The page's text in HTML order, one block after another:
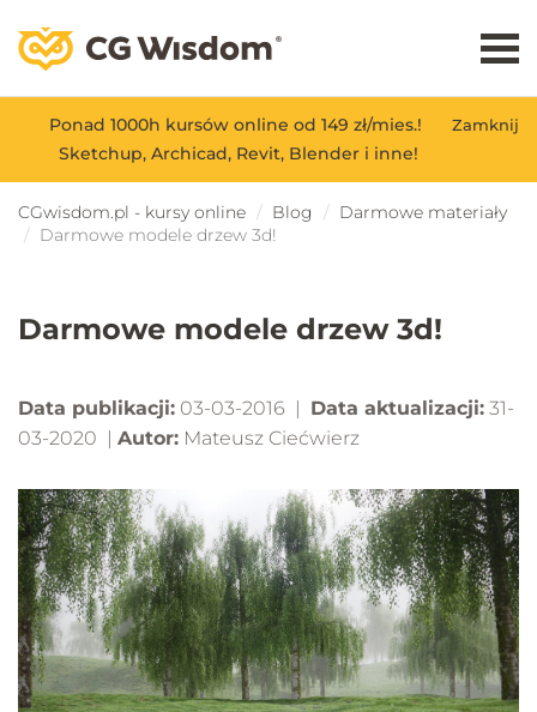
Zamknij
Ponad 1000h kursów online od 149 zł/mies.!
Sketchup, Archicad, Revit, Blender i inne!
CGwisdom.pl - kursy online Blog
Darmowe materiały
Darmowe modele drzew 3d!
Darmowe modele drzew 3d!
Data publikacji: 03-03-2016 | Data aktualizacji: 31-
03-2020 | Autor: Mateusz Ciećwierz